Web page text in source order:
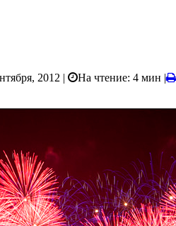
2012 | На чтение: 4 мин |